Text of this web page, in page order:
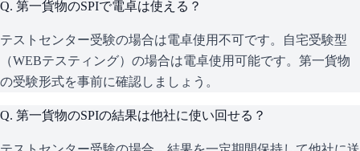
Q. 第一貨物のSPIで電卓は使える？
テストセンター受験の場合は電卓使用不可です。自宅受験型
（WEBテスティング）の場合は電卓使用可能です。第一貨物
の受験形式を事前に確認しましょう。
Q. 第一貨物のSPIの結果は他社に使い回せる？